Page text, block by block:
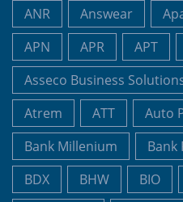
ANR
Answear
APN
APR APT
Asseco Business
Atrem
ATT Auto
Bank Millenium
Bank
BDX
BHW BIO